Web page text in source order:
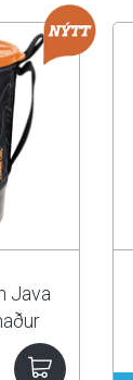
Java